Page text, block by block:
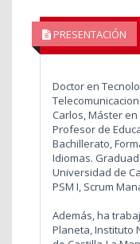
PRESENTACIÓN
Doctor en
Carlos, Máster
Profesor de
Bachillerato,
Idiomas.
Universidad de
PSM I, Scrum
Además, ha
Planeta, Instituto